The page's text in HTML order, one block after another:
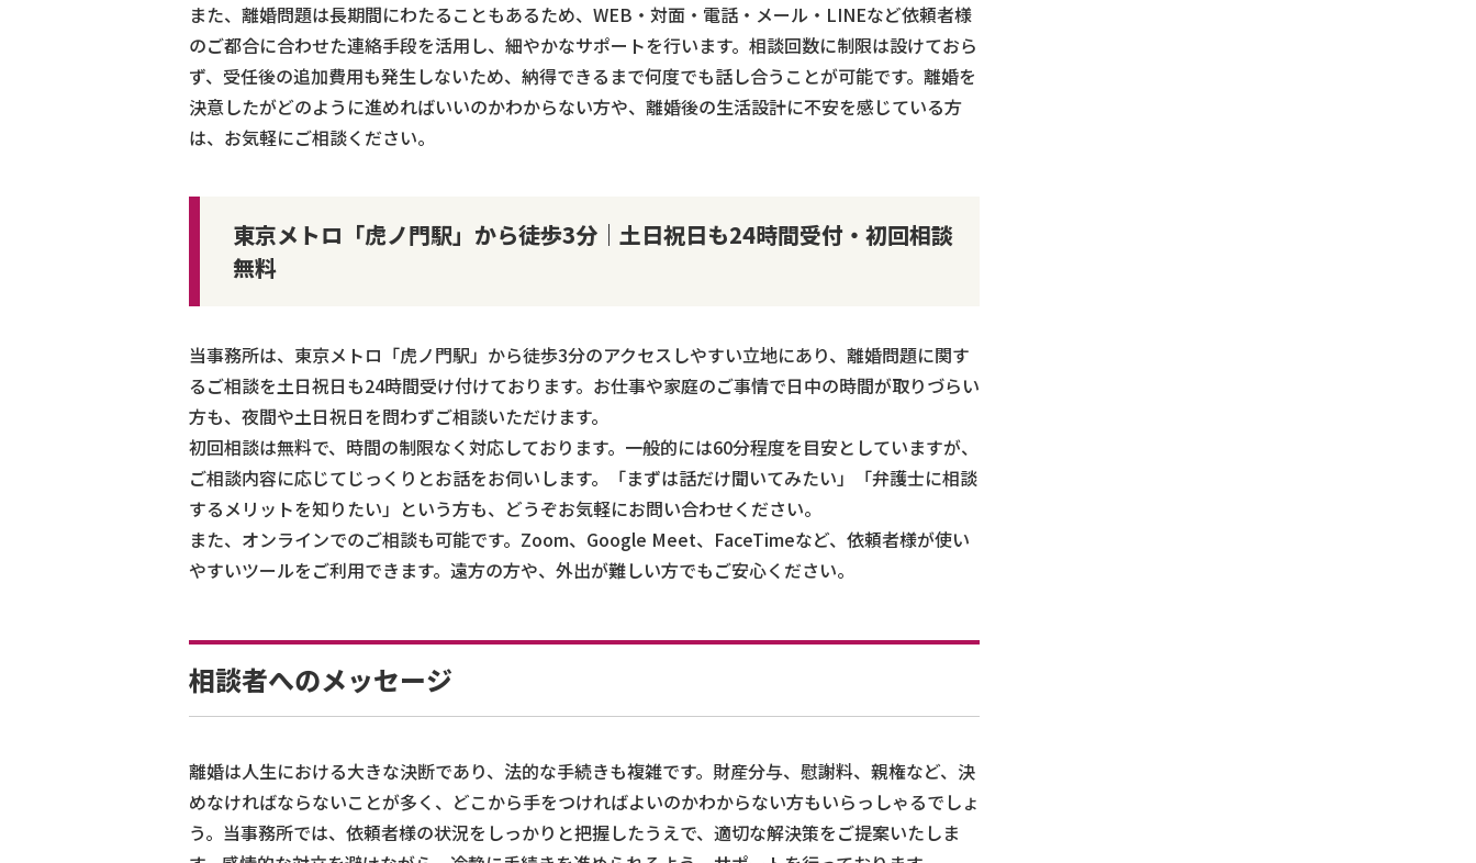
また、離婚問題は長期間にわたることもあるため、WEB・対面・電話・メール・LINEなど依頼者様
のご都合に合わせた連絡手段を活用し、細やかなサポートを行います。相談回数に制限は設けておら
ず、受任後の追加費用も発生しないため、納得できるまで何度でも話し合うことが可能です。離婚を
決意したがどのように進めればいいのかわからない方や、離婚後の生活設計に不安を感じている方
は、お気軽にご相談ください。
東京メトロ「虎ノ門駅」から徒歩3分｜土日祝日も24時間受付・初回相談
無料
当事務所は、東京メトロ「虎ノ門駅」から徒歩3分のアクセスしやすい立地にあり、離婚問題に関す
るご相談を土日祝日も24時間受け付けております。お仕事や家庭のご事情で日中の時間が取りづらい
方も、夜間や土日祝日を問わずご相談いただけます。
初回相談は無料で、時間の制限なく対応しております。一般的には60分程度を目安としていますが、
ご相談内容に応じてじっくりとお話をお伺いします。「まずは話だけ聞いてみたい」「弁護士に相談
するメリットを知りたい」という方も、どうぞお気軽にお問い合わせください。
また、オンラインでのご相談も可能です。Zoom、Google Meet、FaceTimeなど、依頼者様が使い
やすいツールをご利用できます。遠方の方や、外出が難しい方でもご安心ください。
相談者へのメッセージ
離婚は人生における大きな決断であり、法的な手続きも複雑です。財産分与、慰謝料、親権など、決
めなければならないことが多く、どこから手をつければよいのかわからない方もいらっしゃるでしょ
う。当事務所では、依頼者様の状況をしっかりと把握したうえで、適切な解決策をご提案いたしま